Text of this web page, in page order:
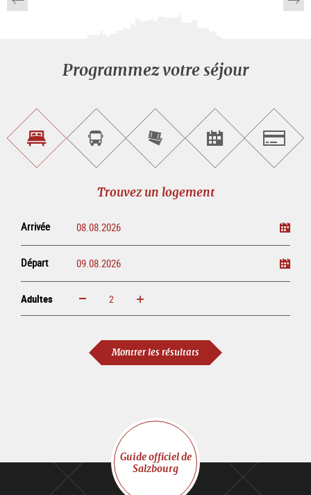
Programmez votre séjour
Trouvez
un
logement
Réservez
un
tour
Achetez
les
billets
ligne
Trouvez
des
manifestations
Trouvez un logement
Arrivée
Départ
Adultes Augmenter Réduire
Montrer les résultats
Guide officiel de
Salzbourg